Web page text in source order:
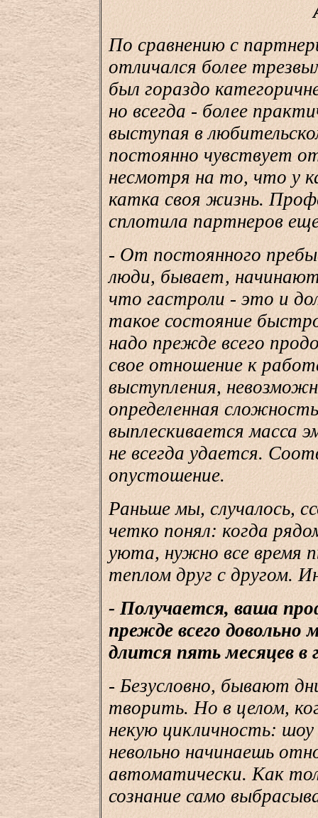
По сравнению с
отличался более
был гораздо
но всегда - более
выступая в
постоянно чувствует
несмотря на то, что у
катка своя жизнь.
сплотила партнеров
- От постоянного
люди, бывает,
что гастроли - это и
такое состояние
надо прежде всего
свое отношение к
выступления,
определенная
выплескивается масса
не всегда удается.
опустошение.
Раньше мы, случалось,
четко понял: когда
уюта, нужно все время
теплом друг с другом.
- Получается, ваша
прежде всего
длится пять месяцев в
- Безусловно, бывают
творить. Но в целом,
некую цикличность: шоу
невольно начинаешь
автоматически. Как
сознание само